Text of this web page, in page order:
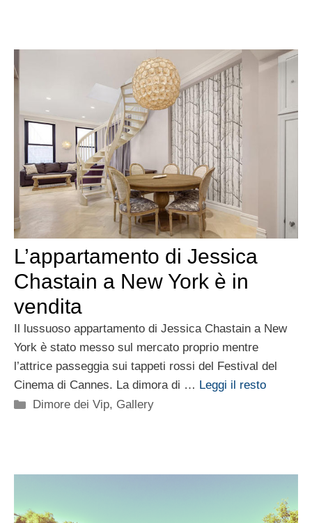
L’appartamento di Jessica
Chastain a New York è in
vendita
Il lussuoso appartamento di Jessica Chastain a New
York è stato messo sul mercato proprio mentre
l’attrice passeggia sui tappeti rossi del Festival del
Cinema di Cannes. La dimora di … Leggi il resto
Categorie
Dimore dei Vip, Gallery